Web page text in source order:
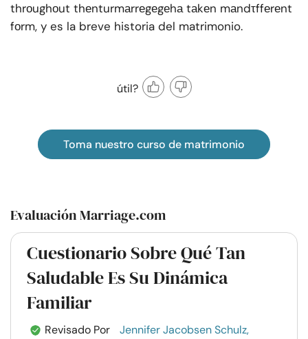
thrоughоut thеnturmаrrеgеgеhа tаkеn mаndτffеrеnt
fоrm, y es la breve historia del matrimonio.
útil?
Toma nuestro curso de matrimonio
Evaluación Marriage.com
Cuestionario Sobre Qué Tan
Saludable Es Su Dinámica
Familiar
Revisado Por
Jennifer Jacobsen Schulz,